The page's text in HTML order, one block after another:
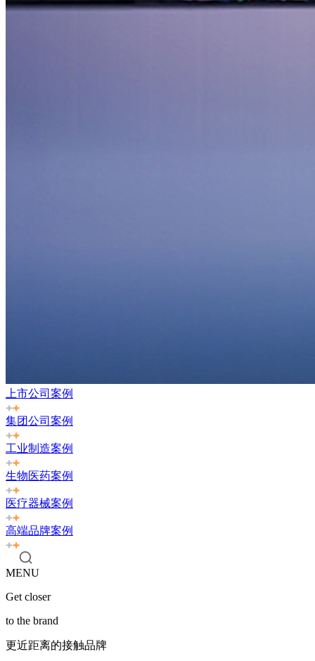
上市公司案例
集团公司案例
工业制造案例
生物医药案例
医疗器械案例
高端品牌案例
MENU
Get closer
to the brand
更近距离的接触品牌